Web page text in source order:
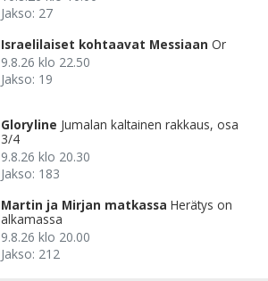
Jakso: 27
Israelilaiset kohtaavat Messiaan Or
9.8.26 klo 22.50
Jakso: 19
Gloryline Jumalan kaltainen rakkaus, osa
3/4
9.8.26 klo 20.30
Jakso: 183
Martin ja Mirjan matkassa Herätys on
alkamassa
9.8.26 klo 20.00
Jakso: 212